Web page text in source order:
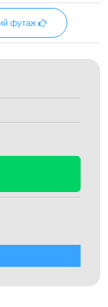
футаж